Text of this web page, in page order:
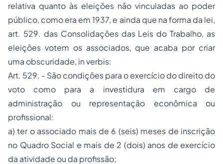
relativa quanto às eleições não vinculadas ao poder
público, como era em 1937, e ainda que na forma da lei,
art. 529. das Consolidações das Leis do Trabalho, as
eleições votem os associados, que acaba por criar
uma obscuridade, in verbis:
Art. 529. - São condições para o exercício do direito do
voto como para a investidura em cargo de
administração ou representação econômica ou
profissional:
a) ter o associado mais de 6 (seis) meses de inscrição
no Quadro Social e mais de 2 (dois) anos de exercício
da atividade ou da profissão;